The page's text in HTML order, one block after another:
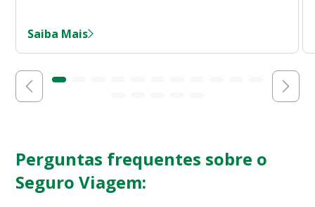
Saiba Mais
Perguntas frequentes sobre o
Seguro Viagem: